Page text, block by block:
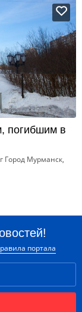
погибшим в
Город Мурманск,
портала